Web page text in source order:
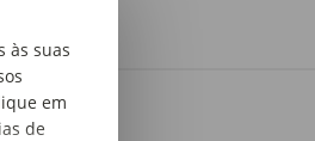
às suas
em
de